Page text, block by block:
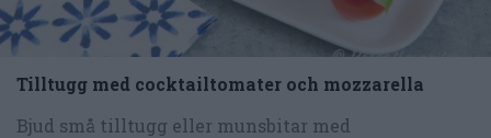
Tilltugg med cocktailtomater och mozzarella
Bjud små tilltugg eller munsbitar med